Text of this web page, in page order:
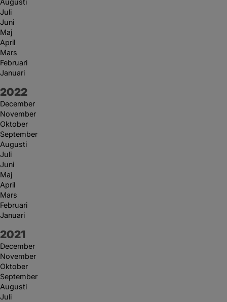
Augusti
Juli
Juni
Maj
April
Mars
Februari
Januari
År:
2022
December
November
Oktober
September
Augusti
Juli
Juni
Maj
April
Mars
Februari
Januari
År:
2021
December
November
Oktober
September
Augusti
Juli